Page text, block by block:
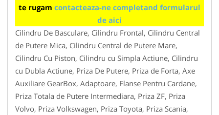
te rugam contacteaza-ne completand formularul
de aici
Cilindru De Basculare, Cilindru Frontal, Cilindru Central
de Putere Mica, Cilindru Central de Putere Mare,
Cilindru Cu Piston, Cilindru cu Simpla Actiune, Cilindru
cu Dubla Actiune, Priza De Putere, Priza de Forta, Axe
Auxiliare GearBox, Adaptoare, Flanse Pentru Cardane,
Priza Totala de Putere Intermediara, Priza ZF, Priza
Volvo, Priza Volkswagen, Priza Toyota, Priza Scania,